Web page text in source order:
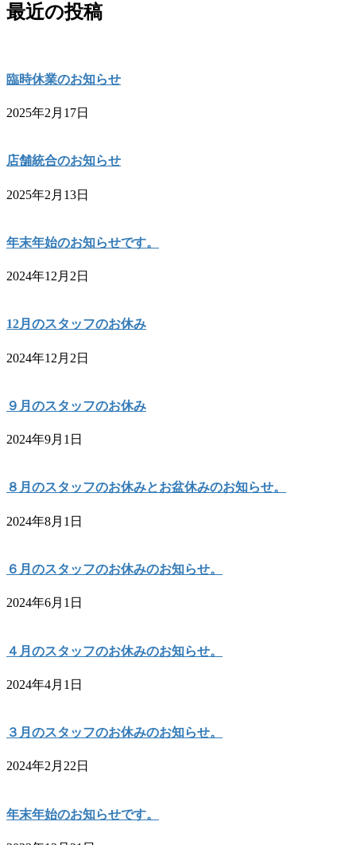
最近の投稿
臨時休業のお知らせ
2025年2月17日
店舗統合のお知らせ
2025年2月13日
年末年始のお知らせです。
2024年12月2日
12月のスタッフのお休み
2024年12月2日
９月のスタッフのお休み
2024年9月1日
８月のスタッフのお休みとお盆休みのお知らせ。
2024年8月1日
６月のスタッフのお休みのお知らせ。
2024年6月1日
４月のスタッフのお休みのお知らせ。
2024年4月1日
３月のスタッフのお休みのお知らせ。
2024年2月22日
年末年始のお知らせです。